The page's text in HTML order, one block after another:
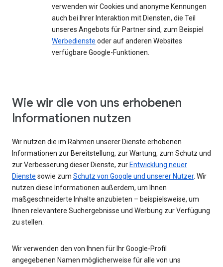
verwenden wir Cookies und anonyme Kennungen
auch bei Ihrer Interaktion mit Diensten, die Teil
unseres Angebots für Partner sind, zum Beispiel
Werbedienste oder auf anderen Websites
verfügbare Google-Funktionen.
Wie wir die von uns erhobenen
Informationen nutzen
Wir nutzen die im Rahmen unserer Dienste erhobenen
Informationen zur Bereitstellung, zur Wartung, zum Schutz und
zur Verbesserung dieser Dienste, zur Entwicklung neuer
Dienste sowie zum Schutz von Google und unserer Nutzer. Wir
nutzen diese Informationen außerdem, um Ihnen
maßgeschneiderte Inhalte anzubieten – beispielsweise, um
Ihnen relevantere Suchergebnisse und Werbung zur Verfügung
zu stellen.
Wir verwenden den von Ihnen für Ihr Google-Profil
angegebenen Namen möglicherweise für alle von uns